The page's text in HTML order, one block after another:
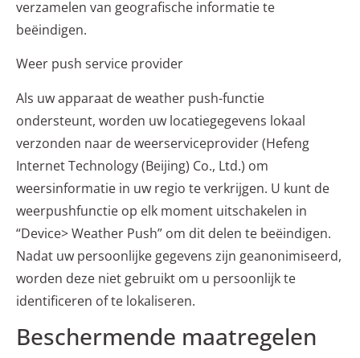
verzamelen van geografische informatie te
beëindigen.
Weer push service provider
Als uw apparaat de weather push-functie
ondersteunt, worden uw locatiegegevens lokaal
verzonden naar de weerserviceprovider (Hefeng
Internet Technology (Beijing) Co., Ltd.) om
weersinformatie in uw regio te verkrijgen. U kunt de
weerpushfunctie op elk moment uitschakelen in
“Device> Weather Push” om dit delen te beëindigen.
Nadat uw persoonlijke gegevens zijn geanonimiseerd,
worden deze niet gebruikt om u persoonlijk te
identificeren of te lokaliseren.
Beschermende maatregelen